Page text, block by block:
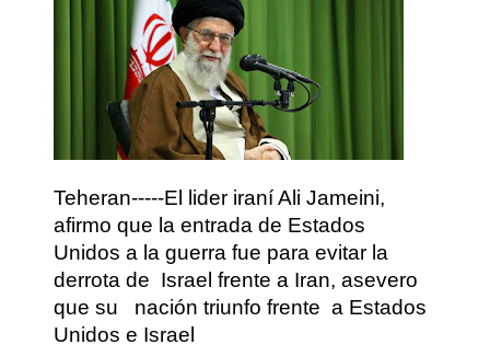
Teheran-----El lider iraní Ali Jameini,
afirmo que la entrada de Estados
Unidos a la guerra fue para evitar la
derrota de Israel frente a Iran, asevero
que su
nación triunfo frente a Estados
Unidos e Israel